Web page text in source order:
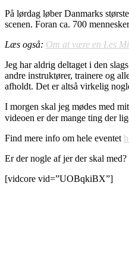
På lørdag løber Danmarks
scenen. Foran ca. 700
Læs også: Om at være en Les
Jeg har aldrig deltaget i den
andre instruktører, trainere og
afholdt. Det er altså virkelig
I morgen skal jeg mødes med
videoen er der mange ting der
Find mere info om hele eventet
Er der nogle af jer der skal med?
[vidcore vid=”UOBqkiBX”]